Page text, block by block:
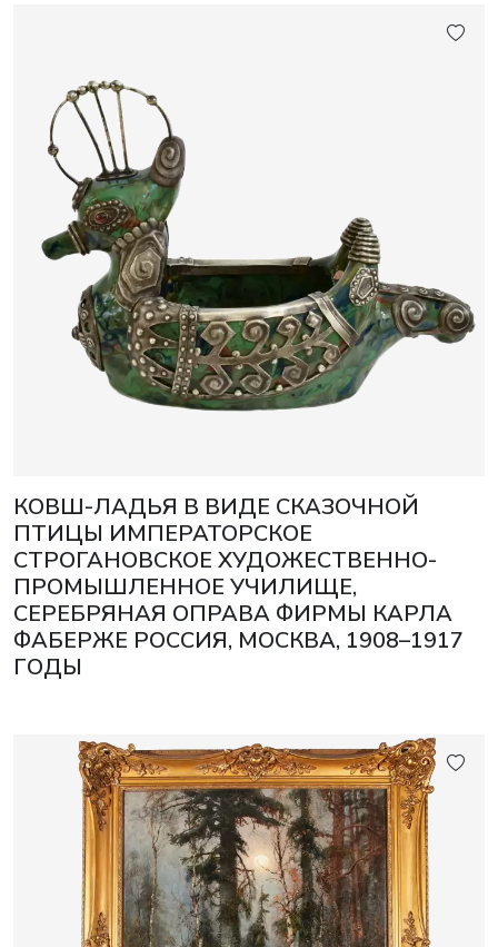
КОВШ-ЛАДЬЯ В ВИДЕ СКАЗОЧНОЙ
ПТИЦЫ ИМПЕРАТОРСКОЕ
СТРОГАНОВСКОЕ ХУДОЖЕСТВЕННО-
ПРОМЫШЛЕННОЕ УЧИЛИЩЕ,
СЕРЕБРЯНАЯ ОПРАВА ФИРМЫ КАРЛА
ФАБЕРЖЕ РОССИЯ, МОСКВА, 1908–1917
ГОДЫ